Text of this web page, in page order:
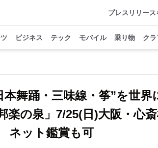
プレスリリース
ビジネス テック モバイル 乗り物 ク
本舞踊・三味線・筝”を世界
楽の泉」7/25(日)大阪・心斎
ネット鑑賞も可